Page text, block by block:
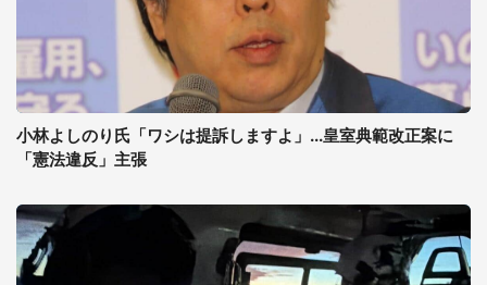
小林よしのり氏「ワシは提訴しますよ」...皇室典範改正案に
「憲法違反」主張